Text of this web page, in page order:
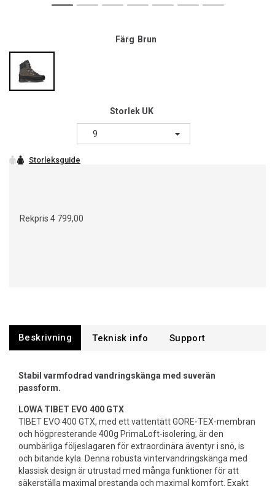
Färg Brun
Storlek UK
9
Rekpris 4 799,00
Beskrivning Support
Stabil varmfodrad vandringskänga med suverän
passform.
LOWA TIBET EVO 400 GTX
TIBET EVO 400 GTX, med ett vattentätt GORE-TEX-membran
och högpresterande 400g PrimaLoft-isolering, är den
oumbärliga följeslagaren för extraordinära äventyr i snö, is
och bitande kyla. Denna robusta vintervandringskänga med
klassisk design är utrustad med många funktioner för att
säkerställa maximal prestanda och maximal komfort. Exakt